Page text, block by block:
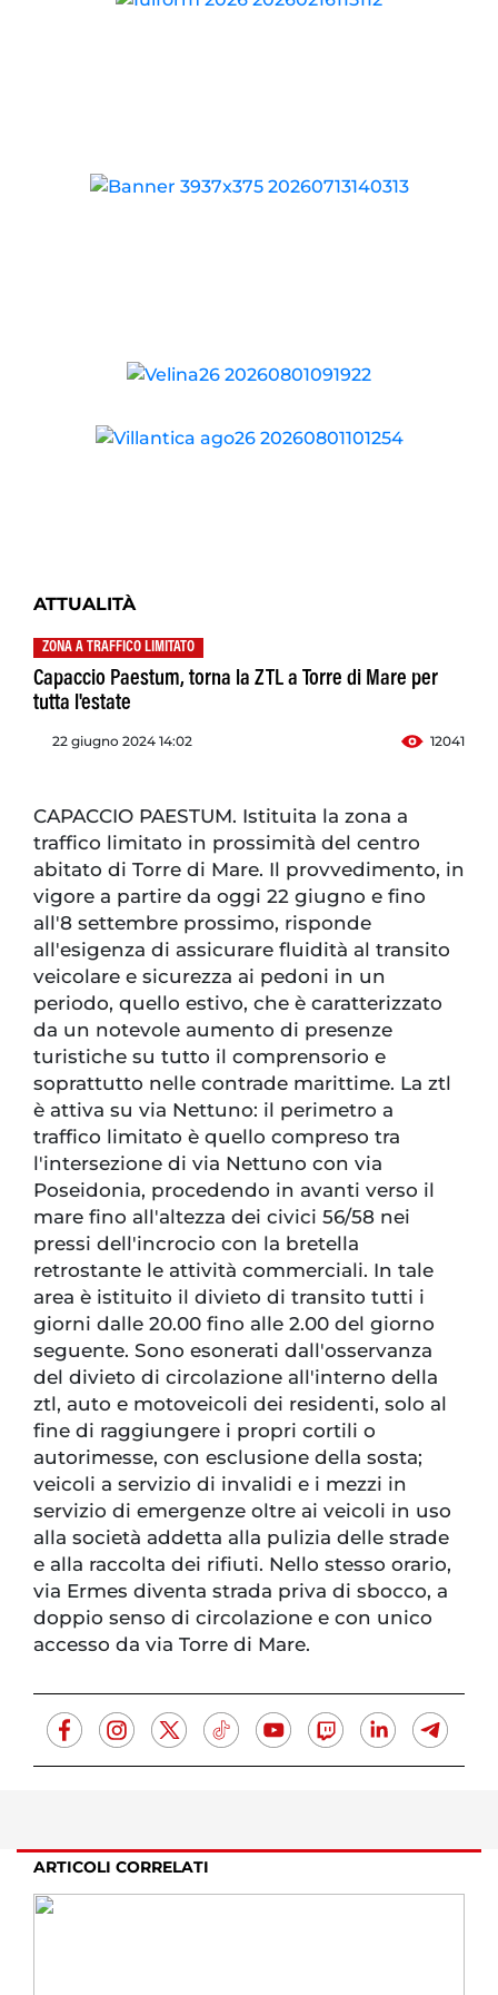
ATTUALITÀ
ZONA A TRAFFICO LIMITATO
Capaccio Paestum, torna la ZTL a Torre di Mare per
tutta l'estate
22 giugno 2024 14:02 12041
CAPACCIO PAESTUM. Istituita la zona a
traffico limitato in prossimità del centro
abitato di Torre di Mare. Il provvedimento, in
vigore a partire da oggi 22 giugno e fino
all'8 settembre prossimo, risponde
all'esigenza di assicurare fluidità al transito
veicolare e sicurezza ai pedoni in un
periodo, quello estivo, che è caratterizzato
da un notevole aumento di presenze
turistiche su tutto il comprensorio e
soprattutto nelle contrade marittime. La ztl
è attiva su via Nettuno: il perimetro a
traffico limitato è quello compreso tra
l'intersezione di via Nettuno con via
Poseidonia, procedendo in avanti verso il
mare fino all'altezza dei civici 56/58 nei
pressi dell'incrocio con la bretella
retrostante le attività commerciali. In tale
area è istituito il divieto di transito tutti i
giorni dalle 20.00 fino alle 2.00 del giorno
seguente. Sono esonerati dall'osservanza
del divieto di circolazione all'interno della
ztl, auto e motoveicoli dei residenti, solo al
fine di raggiungere i propri cortili o
autorimesse, con esclusione della sosta;
veicoli a servizio di invalidi e i mezzi in
servizio di emergenze oltre ai veicoli in uso
alla società addetta alla pulizia delle strade
e alla raccolta dei rifiuti. Nello stesso orario,
via Ermes diventa strada priva di sbocco, a
doppio senso di circolazione e con unico
accesso da via Torre di Mare.
ARTICOLI CORRELATI